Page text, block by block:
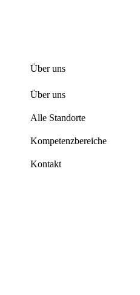
Über uns
Über uns
Alle Standorte
Kompetenzbereiche
Kontakt